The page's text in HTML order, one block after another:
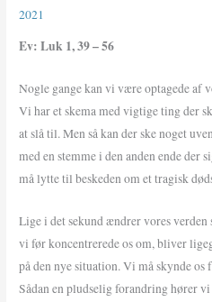
2021
Ev: Luk 1, 39 – 56
Nogle gange kan vi være optagede af
Vi har et skema med vigtige ting der
at slå til. Men så kan der ske noget
med en stemme i den anden ende der
må lytte til beskeden om et tragisk
Lige i det sekund ændrer vores
vi før koncentrerede os om, bliver
på den nye situation. Vi må skynde
Sådan en pludselig forandring hører